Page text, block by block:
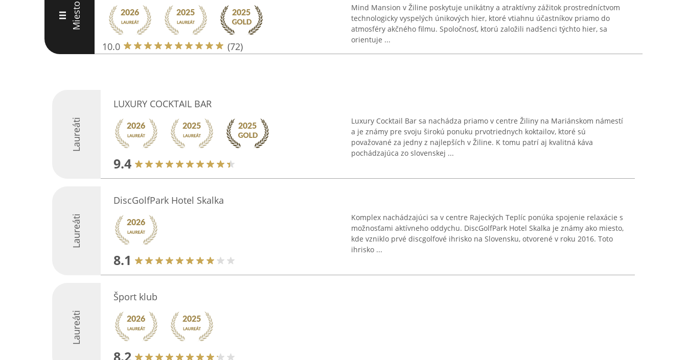
III Miesto
10.0 (72)
Mind Mansion v Žiline poskytuje unikátny a atraktívny zážitok prostredníctvom
technologicky vyspelých únikových hier, ktoré vtiahnu účastníkov priamo do
atmosféry akčného filmu. Spoločnosť, ktorú založili nadšenci týchto hier, sa
orientuje ...
Laureáti
LUXURY COCKTAIL BAR
9.4
Luxury Cocktail Bar sa nachádza priamo v centre Žiliny na Mariánskom námestí
a je známy pre svoju širokú ponuku prvotriednych koktailov, ktoré sú
považované za jedny z najlepších v Žiline. K tomu patrí aj kvalitná káva
pochádzajúca zo slovenskej ...
Laureáti
DiscGolfPark Hotel Skalka
8.1
Komplex nachádzajúci sa v centre Rajeckých Teplíc ponúka spojenie relaxácie s
možnosťami aktívneho oddychu. DiscGolfPark Hotel Skalka je známy ako miesto,
kde vzniklo prvé discgolfové ihrisko na Slovensku, otvorené v roku 2016. Toto
ihrisko ...
Laureáti
Šport klub
8.2